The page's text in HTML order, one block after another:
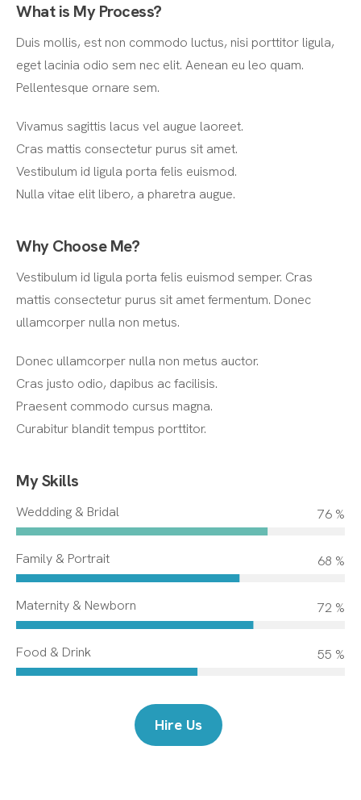
What is My Process?
Duis mollis, est non commodo luctus, nisi porttitor ligula,
eget lacinia odio sem nec elit. Aenean eu leo quam.
Pellentesque ornare sem.
Vivamus sagittis lacus vel augue laoreet.
Cras mattis consectetur purus sit amet.
Vestibulum id ligula porta felis euismod.
Nulla vitae elit libero, a pharetra augue.
Why Choose Me?
Vestibulum id ligula porta felis euismod semper. Cras
mattis consectetur purus sit amet fermentum. Donec
ullamcorper nulla non metus.
Donec ullamcorper nulla non metus auctor.
Cras justo odio, dapibus ac facilisis.
Praesent commodo cursus magna.
Curabitur blandit tempus porttitor.
My Skills
Weddding & Bridal 85 %
Family & Portrait 75 %
Maternity & Newborn 80 %
Food & Drink 61 %
Hire Us